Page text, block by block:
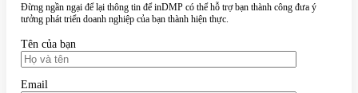
Đừng ngần ngại để lại thông tin để inDMP có thể hỗ trợ bạn thành công đưa ý
tưởng phát triển doanh nghiệp của bạn thành hiện thực.
Tên của bạn
Email